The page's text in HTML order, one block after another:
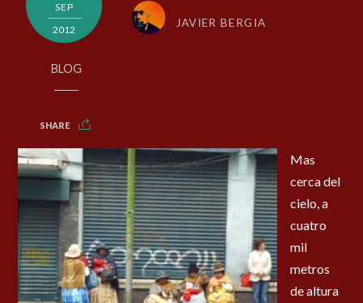
SEP
2012
BLOG
SHARE
JAVIER BERGIA
Mas
cerca del
cielo, a
cuatro
mil
metros
de altura